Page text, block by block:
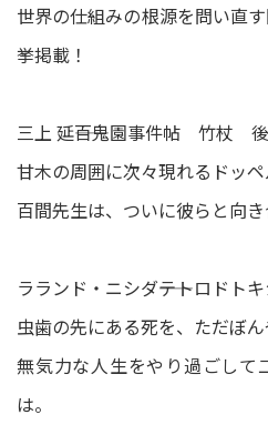
世界の仕組みの根源を問い直
挙掲載！
三上 延――百鬼園事件帖 竹杖
甘木の周囲に次々現れるドッペ
百間先生は、ついに彼らと向き
ラランド・ニシダ――テトロドト
虫歯の先にある死を、ただぼん
無気力な人生をやり過ごして
は。